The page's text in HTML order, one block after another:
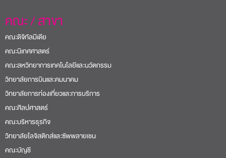
คณะ / สาขา
คณะดิจิทัลมีเดีย
คณะนิเทศศาสตร์
คณะสหวิทยาการเทคโนโลยีและนวัตกรรม
วิทยาลัยการบินและคมนาคม
วิทยาลัยการท่องเที่ยวและการบริการ
คณะศิลปศาสตร์
คณะบริหารธุรกิจ
วิทยาลัยโลจิสติกส์และซัพพลายเชน
คณะบัญชี